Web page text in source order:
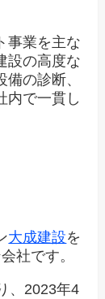
事業を主な
設の高度な
の診断、
内で一貫し
大成建設を
社です。
、2023年4